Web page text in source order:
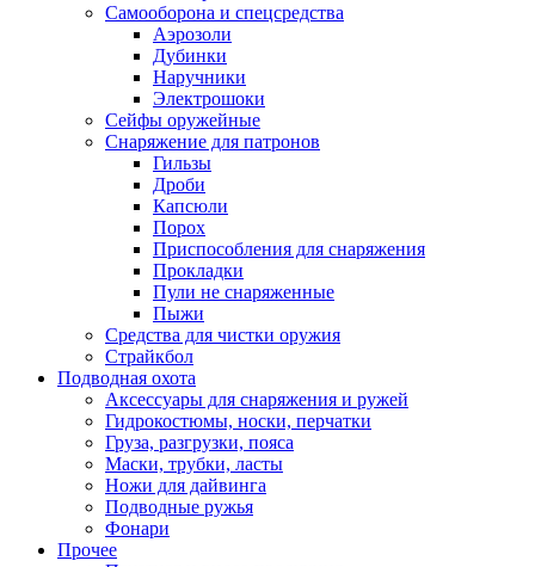
Самооборона и спецсредства
Аэрозоли
Дубинки
Наручники
Электрошоки
Сейфы оружейные
Снаряжение для патронов
Гильзы
Дроби
Капсюли
Порох
Приспособления для снаряжения
Прокладки
Пули не снаряженные
Пыжи
Средства для чистки оружия
Страйкбол
Подводная охота
Аксессуары для снаряжения и ружей
Гидрокостюмы, носки, перчатки
Груза, разгрузки, пояса
Маски, трубки, ласты
Ножи для дайвинга
Подводные ружья
Фонари
Прочее